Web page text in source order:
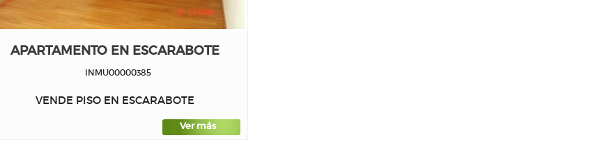
APARTAMENTO EN ESCARABOTE
INMU00000385
VENDE PISO EN ESCARABOTE
Ver más